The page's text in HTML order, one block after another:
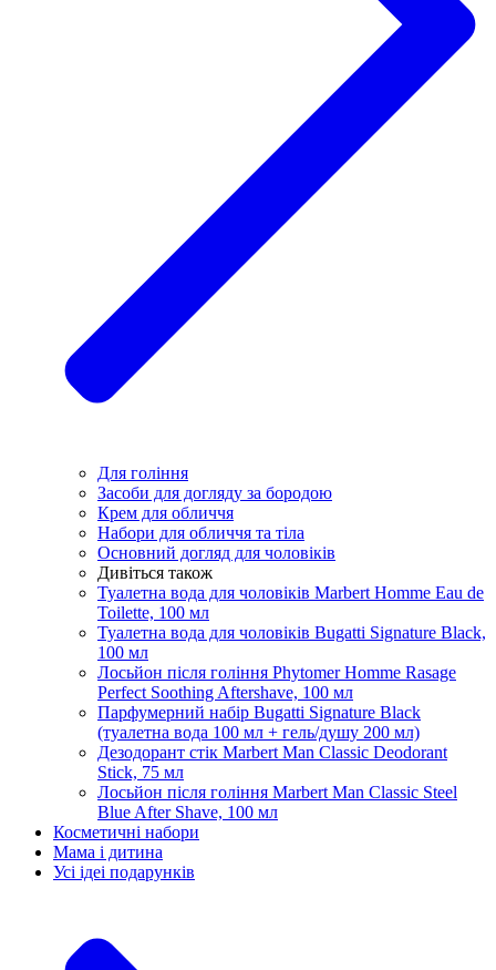
Для гоління
Засоби для догляду за бородою
Крем для обличчя
Набори для обличчя та тіла
Основний догляд для чоловіків
Дивіться також
Туалетна вода для чоловіків Marbert Homme Eau de
Toilette, 100 мл
Туалетна вода для чоловіків Bugatti Signature Black,
100 мл
Лосьйон після гоління Phytomer Homme Rasage
Perfect Soothing Aftershave, 100 мл
Парфумерний набір Bugatti Signature Black
(туалетна вода 100 мл + гель/душу 200 мл)
Дезодорант стік Marbert Man Classic Deodorant
Stick, 75 мл
Лосьйон після гоління Marbert Man Classic Steel
Blue After Shave, 100 мл
Косметичні набори
Мама і дитина
Усi iдеi подарункiв